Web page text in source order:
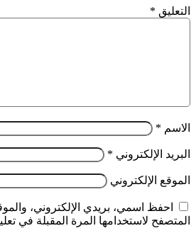
التعليق *
الاسم *
البريد الإلكتروني *
الموقع الإلكتروني
احفظ اسمي، بريدي الإلكتروني،
المتصفح لاستخدامها المرة المقبلة في